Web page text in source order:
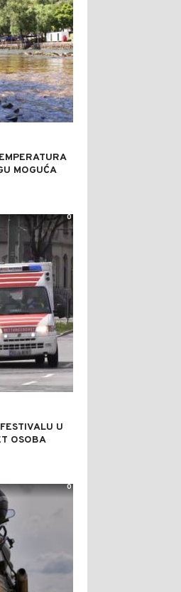
MOGUĆA
U
OSOBA
0
0